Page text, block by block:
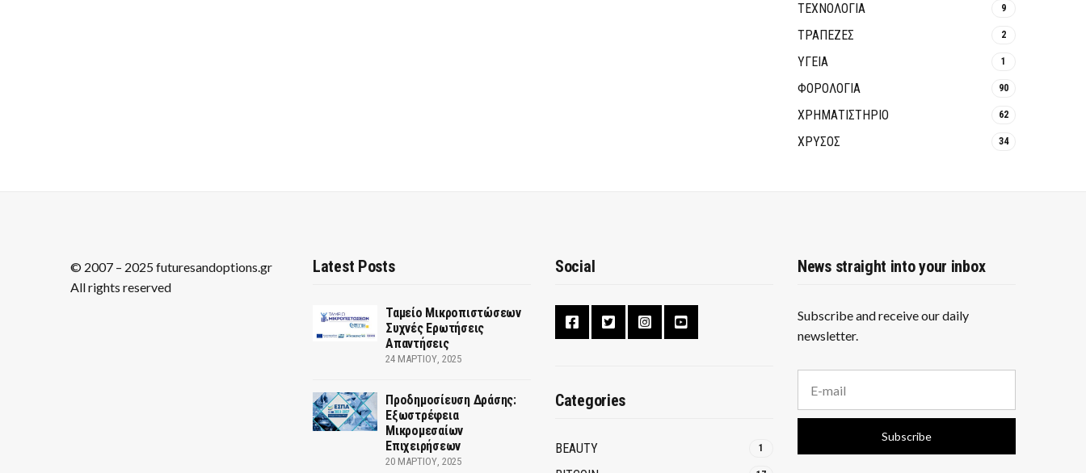
ΤΕΧΝΟΛΟΓΙΑ 9
ΤΡΆΠΕΖΕΣ 2
ΥΓΕΙΑ 1
ΦΟΡΟΛΟΓΙΑ 90
ΧΡΗΜΑΤΙΣΤΗΡΙΟ 62
ΧΡΥΣΟΣ 34
© 2007 – 2025 futuresandoptions.gr
All rights reserved
Latest Posts
Ταμείο Μικροπιστώσεων
Συχνές Ερωτήσεις
Απαντήσεις
24 ΜΑΡΤΊΟΥ, 2025
Προδημοσίευση Δράσης:
Εξωστρέφεια
Μικρομεσαίων
Επιχειρήσεων
20 ΜΑΡΤΊΟΥ, 2025
Social
Categories
BEAUTY 1
News straight into your inbox
Subscribe and receive our daily
newsletter.
a
i
a
Subscribe